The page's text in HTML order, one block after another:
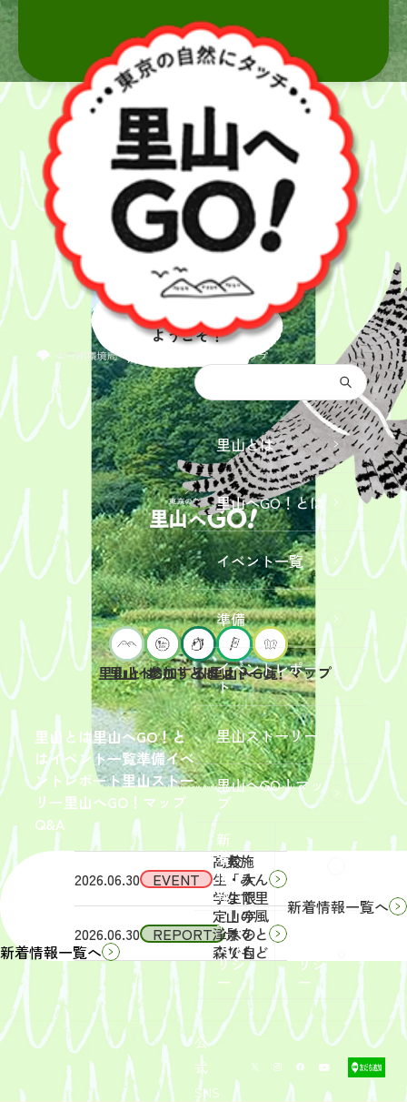
都庁総合トップ
里山とは里山へGO！と
はイベント一覧準備イベ
ントレポート里山ストー
リー里山へGO！マップ
Q&A
里山とは
里山へGO！とは
イベント一覧
準備
イベントレポー
ト
里山ストーリー
里山へGO！マッ
プ
新
着
情
報
サイ
トポ
リシ
ー
リシ
ー
公
式
SNS
里山へ
ようこそ！
里山とは
里山へGO！とは
参加するには？
イベント一覧
里山へGO！マップ
新着情報一覧へ
2026.06.30 EVENT
2026年9
月19日
（土）
開催
「【東
京ポイ
ント対
象】中
学生・
高校
生・大
学生限
定！宇
津木の
森で自
然体
験！」
募集を
開始し
まし
2026.06.30 REPORT
2026年
6月13
（土）
実施
「みん
なで里
山の風
景をと
りもど
そ
う！」
活動レ
ポート
を掲載
しまし
た。
新着情報一覧へ